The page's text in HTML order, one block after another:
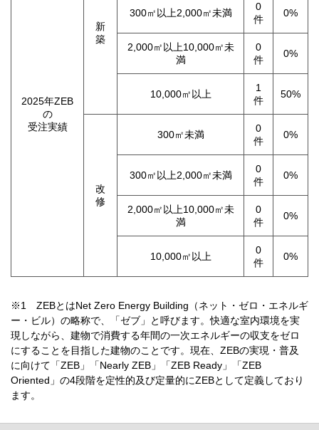
2025年ZEB
の
受注実績
新
築
300㎡以上2,000㎡未満
0
件
0%
2,000㎡以上10,000㎡未
満
0
件
0%
10,000㎡以上
1
件
50%
改
修
300㎡未満
0
件
0%
300㎡以上2,000㎡未満
0
件
0%
2,000㎡以上10,000㎡未
満
0
件
0%
10,000㎡以上
0
件
0%
※1 ZEBとはNet Zero Energy Building（ネット・ゼロ・エネルギ
ー・ビル）の略称で、「ゼブ」と呼びます。快適な室内環境を実
現しながら、建物で消費する年間の一次エネルギーの収支をゼロ
にすることを目指した建物のことです。現在、ZEBの実現・普及
に向けて「ZEB」「Nearly ZEB」「ZEB Ready」「ZEB
Oriented」の4段階を定性的及び定量的にZEBとして定義しており
ます。